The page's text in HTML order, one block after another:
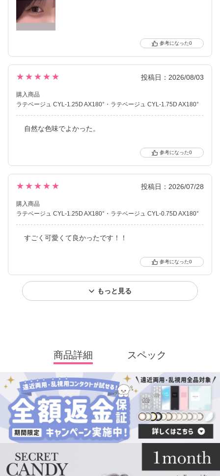
0
★★★★★ 投稿日：2026/08/03
購入商品
ラテベージュ CYL-1.25D AX180°
ラテベージュ CYL-1.75D AX180°
自然な色味でよかった。
0
★★★★★ 投稿日：2026/07/28
購入商品
ラテベージュ CYL-1.25D AX180°
ラテベージュ CYL-0.75D AX180°
すごく可愛くて良かったです！！
0
もっと見る
商品詳細 スペック